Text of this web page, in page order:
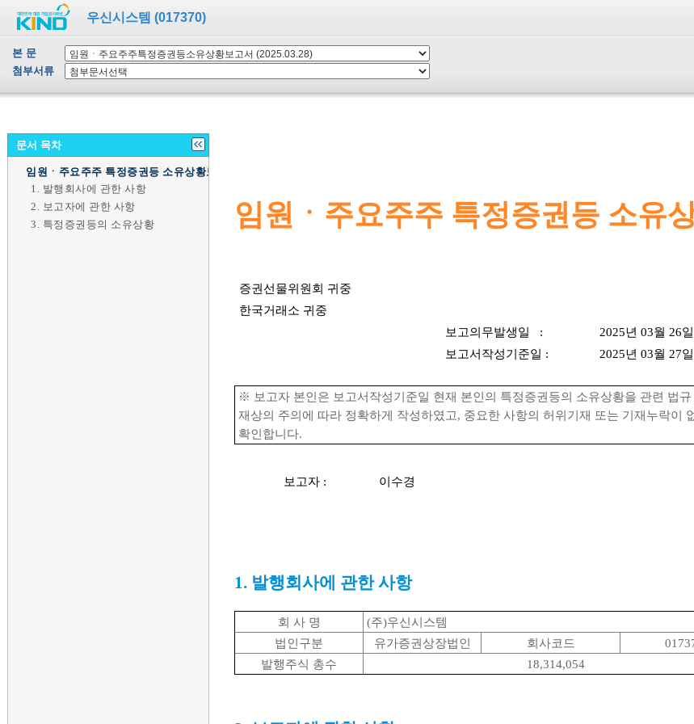
우신시스템 (017370)
본 문
첨부서류
문서 목차